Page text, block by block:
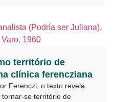
território de
clínica ferencziana
Ferenczi, o texto revela
se território de